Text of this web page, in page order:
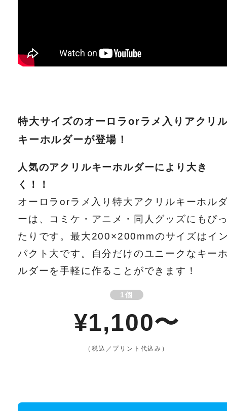
特大サイズのオーロラorラメ入りアクリ
キーホルダーが登場！
人気のアクリルキーホルダーにより大き
く！！
オーロラorラメ入り特大アクリルキーホル
ーは、コミケ・アニメ・同人グッズにもぴ
たりです。最大200×200mmのサイズはイ
パクト大です。自分だけのユニークなキー
ルダーを手軽に作ることができます！
1個
¥1,100〜
（税込／プリント代込み）